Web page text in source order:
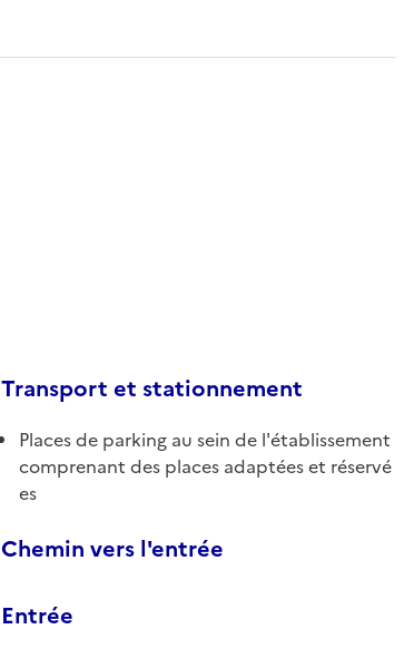
Transport et stationnement
Places de parking au sein de l'établissement
comprenant des places adaptées et réservé
es
Chemin vers l'entrée
Entrée